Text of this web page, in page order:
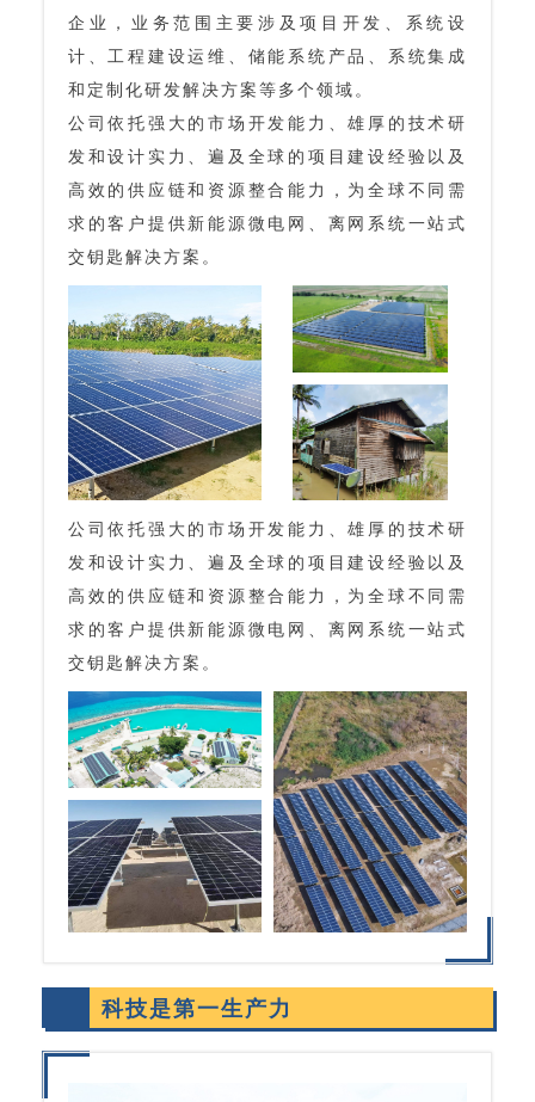
企业，业务范围主要涉及项目开发、系统设
计、工程建设运维、储能系统产品、系统集成
和定制化研发解决方案等多个领域。
公司依托强大的市场开发能力、雄厚的技术研
发和设计实力、遍及全球的项目建设经验以及
高效的供应链和资源整合能力，为全球不同需
求的客户提供新能源微电网、离网系统一站式
交钥匙解决方案。
公司依托强大的市场开发能力、雄厚的技术研
发和设计实力、遍及全球的项目建设经验以及
高效的供应链和资源整合能力，为全球不同需
求的客户提供新能源微电网、离网系统一站式
交钥匙解决方案。
科技是第一生产力